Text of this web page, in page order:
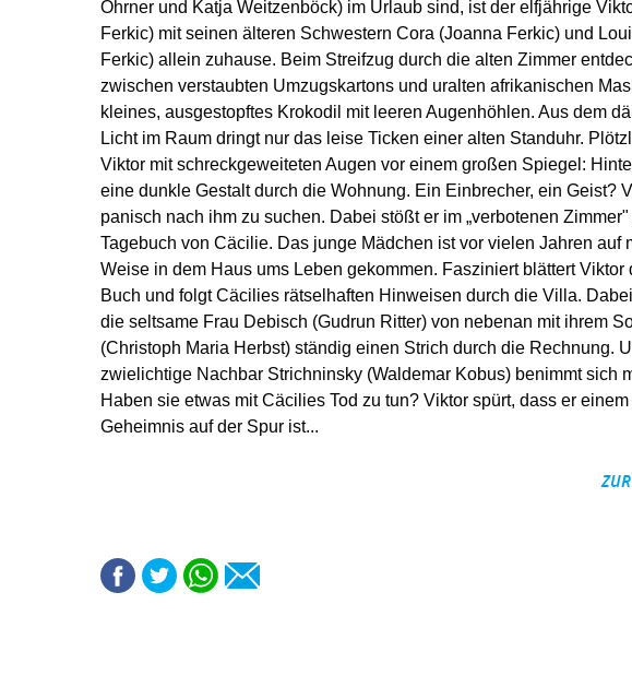
Ohrner und Katja Weitzenböck) im Urlaub sind, ist der elfjährige
Ferkic) mit seinen älteren Schwestern Cora (Joanna Ferkic) und
Ferkic) allein zuhause. Beim Streifzug durch die alten Zimmer
zwischen verstaubten Umzugskartons und uralten afrikanischen
kleines, ausgestopftes Krokodil mit leeren Augenhöhlen. Aus dem
Licht im Raum dringt nur das leise Ticken einer alten Standuhr.
Viktor mit schreckgeweiteten Augen vor einem großen Spiegel:
eine dunkle Gestalt durch die Wohnung. Ein Einbrecher, ein Geist?
panisch nach ihm zu suchen. Dabei stößt er im „verbotenen
Tagebuch von Cäcilie. Das junge Mädchen ist vor vielen Jahren auf
Weise in dem Haus ums Leben gekommen. Fasziniert blättert Viktor
Buch und folgt Cäcilies rätselhaften Hinweisen durch die Villa.
die seltsame Frau Debisch (Gudrun Ritter) von nebenan mit ihrem
(Christoph Maria Herbst) ständig einen Strich durch die Rechnung.
zwielichtige Nachbar Strichninsky (Waldemar Kobus) benimmt sich
Haben sie etwas mit Cäcilies Tod zu tun? Viktor spürt, dass er
Geheimnis auf der Spur ist...